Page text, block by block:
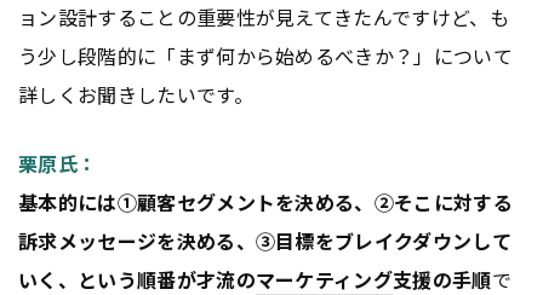
ョン設計することの重要性が見えてきたんですけど、も
う少し段階的に「まず何から始めるべきか？」について
詳しくお聞きしたいです。
栗原氏：
基本的には①顧客セグメントを決める、②そこに対する
訴求メッセージを決める、③目標をブレイクダウンして
いく、という順番が才流のマーケティング支援の手順で